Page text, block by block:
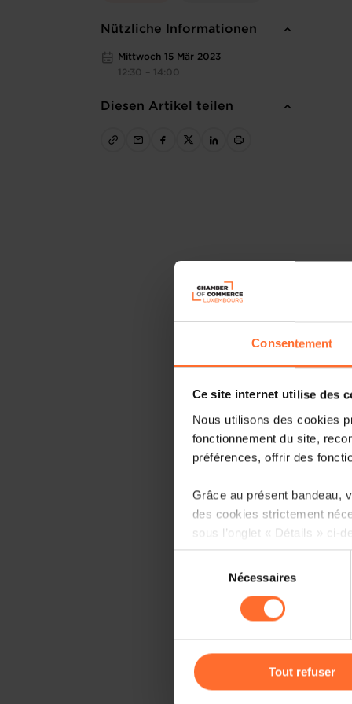
Consentement
Ce site internet utilise des
Nous utilisons des cookies
fonctionnement du site,
préférences, offrir des
Grâce au présent bandeau,
des cookies strictement
sous l’onglet « Détails » ci-
Il est précisé que la
sociaux, sauvegarde des
cas de refus de tous les
gauche de chaque page.
consentement
Nécessaires
Tout refuser
Nützliche Informationen
Mittwoch 15 Mär 2023
12:30 – 14:00
Diesen Artikel teilen